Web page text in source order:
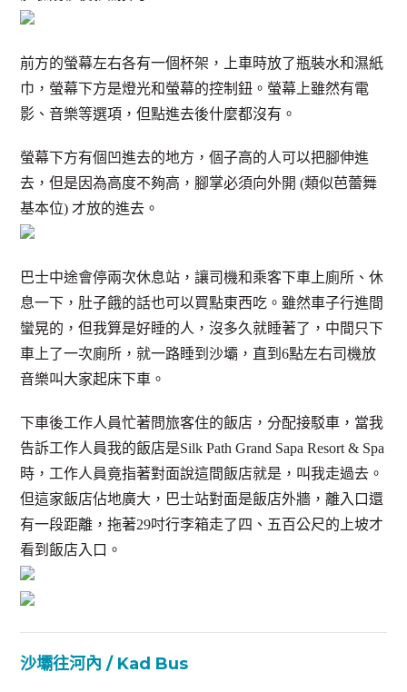
前方的螢幕左右各有一個杯架，上車時放了瓶裝水和濕紙
巾，螢幕下方是燈光和螢幕的控制鈕。螢幕上雖然有電
影、音樂等選項，但點進去後什麼都沒有。
螢幕下方有個凹進去的地方，個子高的人可以把腳伸進
去，但是因為高度不夠高，腳掌必須向外開 (類似芭蕾舞
基本位) 才放的進去。
巴士中途會停兩次休息站，讓司機和乘客下車上廁所、休
息一下，肚子餓的話也可以買點東西吃。雖然車子行進間
蠻晃的，但我算是好睡的人，沒多久就睡著了，中間只下
車上了一次廁所，就一路睡到沙壩，直到6點左右司機放
音樂叫大家起床下車。
下車後工作人員忙著問旅客住的飯店，分配接駁車，當我
告訴工作人員我的飯店是Silk Path Grand Sapa Resort & Spa
時，工作人員竟指著對面說這間飯店就是，叫我走過去。
但這家飯店佔地廣大，巴士站對面是飯店外牆，離入口還
有一段距離，拖著29吋行李箱走了四、五百公尺的上坡才
看到飯店入口。
沙壩往河內 / Kad Bus